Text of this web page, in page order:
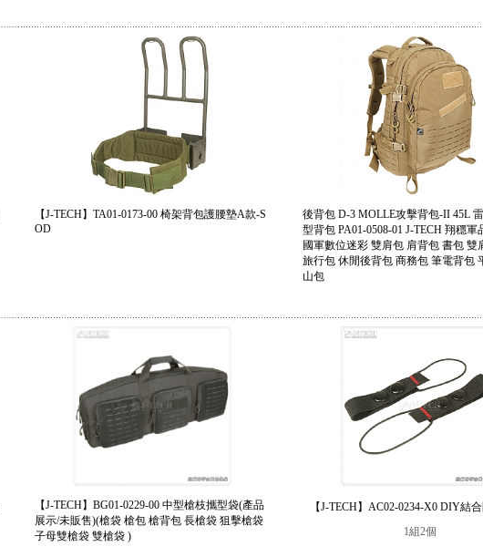
【J-TECH】TA01-0173-00 椅架背包護腰墊A款-S
OD
後背包 D-3 MOLLE攻擊背包-II 45L
型背包 PA01-0508-01 J-TECH 翔穩軍
國軍數位迷彩 雙肩包 肩背包 書包 雙
旅行包 休閒後背包 商務包 筆電背包
山包
【J-TECH】BG01-0229-00 中型槍枝攜型袋(產品
展示/未販售)(槍袋 槍包 槍背包 長槍袋 狙擊槍袋
子母雙槍袋 雙槍袋 )
【J-TECH】AC02-0234-X0 DIY結
1組2個